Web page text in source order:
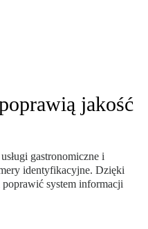
jakość
gastronomiczne i
identyfikacyjne. Dzięki
system informacji